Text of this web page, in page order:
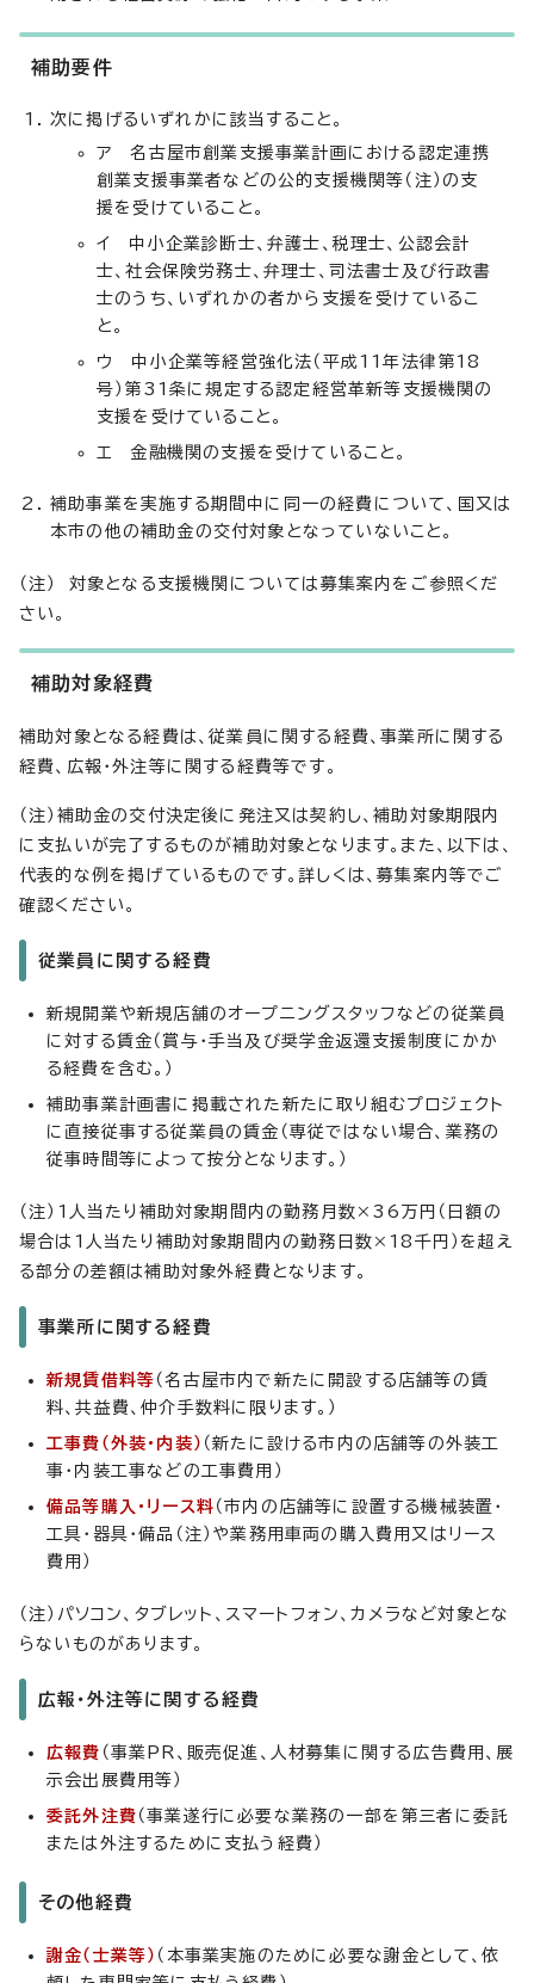
補助要件
次に掲げるいずれかに該当すること。
ア 名古屋市創業支援事業計画における認定連携
創業支援事業者などの公的支援機関等（注）の支
援を受けていること。
イ 中小企業診断士、弁護士、税理士、公認会計
士、社会保険労務士、弁理士、司法書士及び行政書
士のうち、いずれかの者から支援を受けているこ
と。
ウ 中小企業等経営強化法（平成11年法律第18
号）第31条に規定する認定経営革新等支援機関の
支援を受けていること。
エ 金融機関の支援を受けていること。
補助事業を実施する期間中に同一の経費について、国又は
本市の他の補助金の交付対象となっていないこと。
（注） 対象となる支援機関については募集案内をご参照くだ
さい。
補助対象経費
補助対象となる経費は、従業員に関する経費、事業所に関する
経費、広報・外注等に関する経費等です。
（注）補助金の交付決定後に発注又は契約し、補助対象期限内
に支払いが完了するものが補助対象となります。また、以下は、
代表的な例を掲げているものです。詳しくは、募集案内等でご
確認ください。
従業員に関する経費
新規開業や新規店舗のオープニングスタッフなどの従業員
に対する賃金（賞与・手当及び奨学金返還支援制度にかか
る経費を含む。）
補助事業計画書に掲載された新たに取り組むプロジェクト
に直接従事する従業員の賃金（専従ではない場合、業務の
従事時間等によって按分となります。）
（注）1人当たり補助対象期間内の勤務月数×36万円（日額の
場合は1人当たり補助対象期間内の勤務日数×18千円）を超え
る部分の差額は補助対象外経費となります。
事業所に関する経費
新規賃借料等 （名古屋市内で新たに開設する店舗等の賃
料、共益費、仲介手数料に限ります。）
工事費（外装・内装） （新たに設ける市内の店舗等の外装工
事・内装工事などの工事費用）
備品等購入・リース料 （市内の店舗等に設置する機械装置・
工具・器具・備品（注）や業務用車両の購入費用又はリース
費用）
（注）パソコン、タブレット、スマートフォン、カメラなど対象とな
らないものがあります。
広報・外注等に関する経費
広報費 （事業PR、販売促進、人材募集に関する広告費用、展
示会出展費用等）
委託外注費 （事業遂行に必要な業務の一部を第三者に委託
または外注するために支払う経費）
その他経費
謝金（士業等） （本事業実施のために必要な謝金として、依